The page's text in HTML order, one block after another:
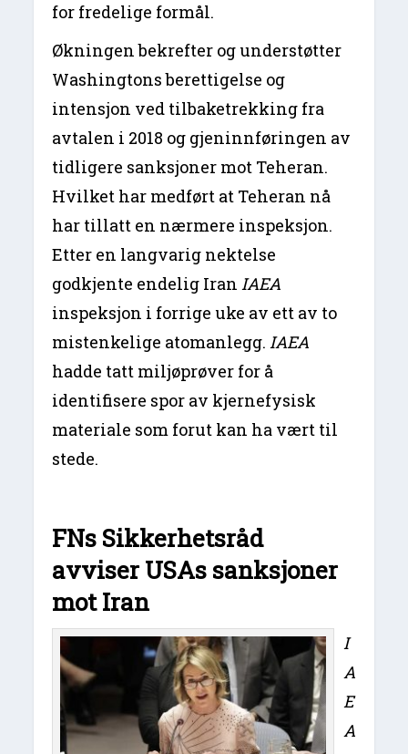
for fredelige formål.
Økningen bekrefter og understøtter
Washingtons berettigelse og
intensjon ved tilbaketrekking fra
avtalen i 2018 og gjeninnføringen av
tidligere sanksjoner mot Teheran.
Hvilket har medført at Teheran nå
har tillatt en nærmere inspeksjon.
Etter en langvarig nektelse
godkjente endelig IranIAEA
inspeksjon i forrige uke av ett av to
mistenkelige atomanlegg.IAEA
hadde tatt miljøprøver for å
identifisere spor av kjernefysisk
materiale som forut kan ha vært til
stede.
FNs Sikkerhetsråd
avviser USAs sanksjoner
mot Iran
I
A
E
A